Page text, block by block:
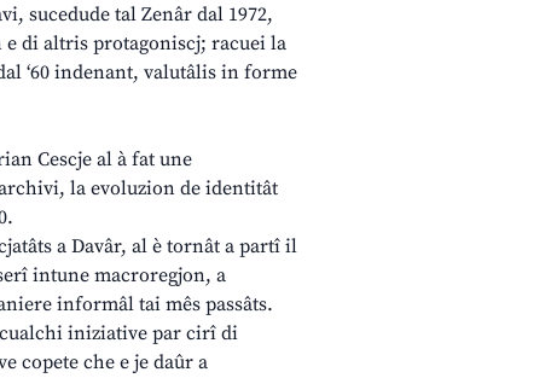
sucedude tal Zenâr dal 1972,
di altris protagoniscj; racuei la
‘60 indenant, valutâlis in forme
Cescje al à fat une
la evoluzion de identitât
a Davâr, al è tornât a partî il
intune macroregjon, a
informâl tai mês passâts.
iniziative par cirî di
copete che e je daûr a